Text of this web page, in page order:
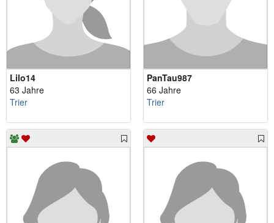
Lilo14
63 Jahre
Trier
PanTau987
66 Jahre
Trier